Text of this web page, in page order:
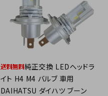
純正交換 LEDヘッドラ
イト H4 M4 バルブ 車用
DAIHATSU ダイハツ ブーン